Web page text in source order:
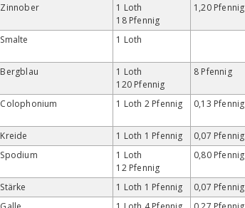
Zinnober
1 Loth
18 Pfennig
1,20 Pfennig
Smalte 1 Loth
Bergblau
1 Loth
120 Pfennig
8 Pfennig
Colophonium 1 Loth 2 Pfennig 0,13 Pfennig
Kreide 1 Loth 1 Pfennig 0,07 Pfennig
Spodium
1 Loth
12 Pfennig
0,80 Pfennig
Stärke 1 Loth 1 Pfennig 0,07 Pfennig